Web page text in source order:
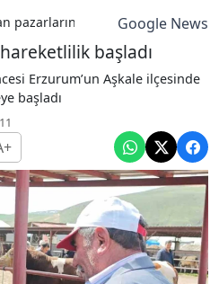
pazarlarında hareketlilik başladı
Google News
başladı
Erzurum’un Aşkale ilçesinde
başladı